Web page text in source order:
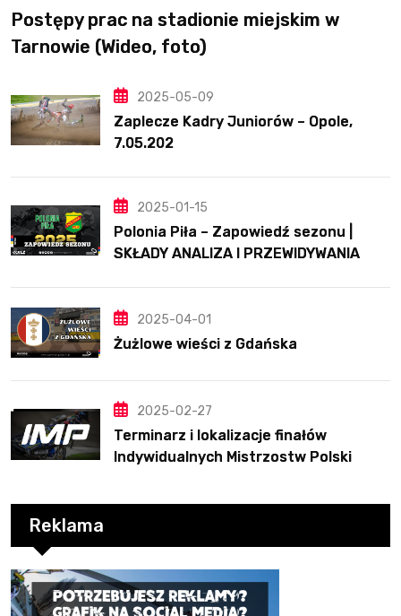
Postępy prac na stadionie miejskim w
Tarnowie (Wideo, foto)
2025-05-09
Zaplecze Kadry Juniorów – Opole,
7.05.202
2025-01-15
Polonia Piła – Zapowiedź sezonu |
SKŁADY ANALIZA I PRZEWIDYWANIA
2025-04-01
Żużlowe wieści z Gdańska
2025-02-27
Terminarz i lokalizacje finałów
Indywidualnych Mistrzostw Polski
Reklama